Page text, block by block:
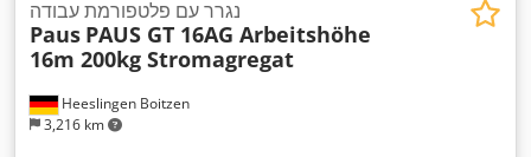
Heeslingen Boitzen
3,216 km
נגרר עם פלטפורמת עבודה
Paus PAUS GT 16AG Arbeitshöhe
16m 200kg Stromagregat